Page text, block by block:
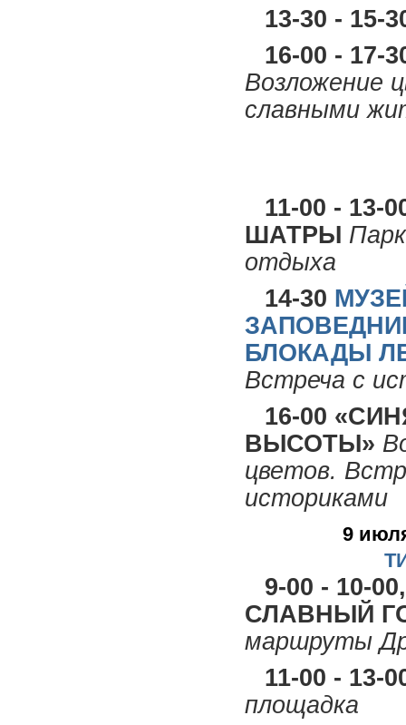
13-30 -
16-00 - 17-
Возложение
славными
11-00 -
ШАТРЫ
отдыха
14-30
БЛОКАДЫ
Встреча с
16-00
ВЫСОТЫ»
цветов.
историками
9
9-00 - 10-
СЛАВНЫЙ
маршруты
11-00 -
площадка